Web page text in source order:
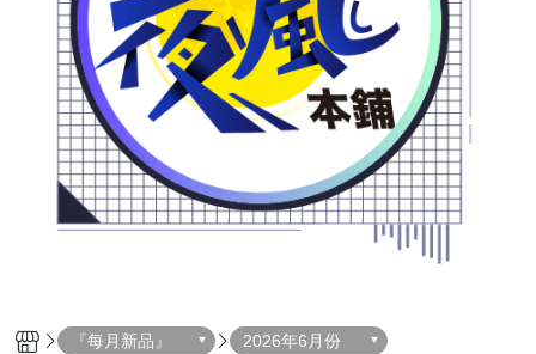
『每月新品』 2026年6月份